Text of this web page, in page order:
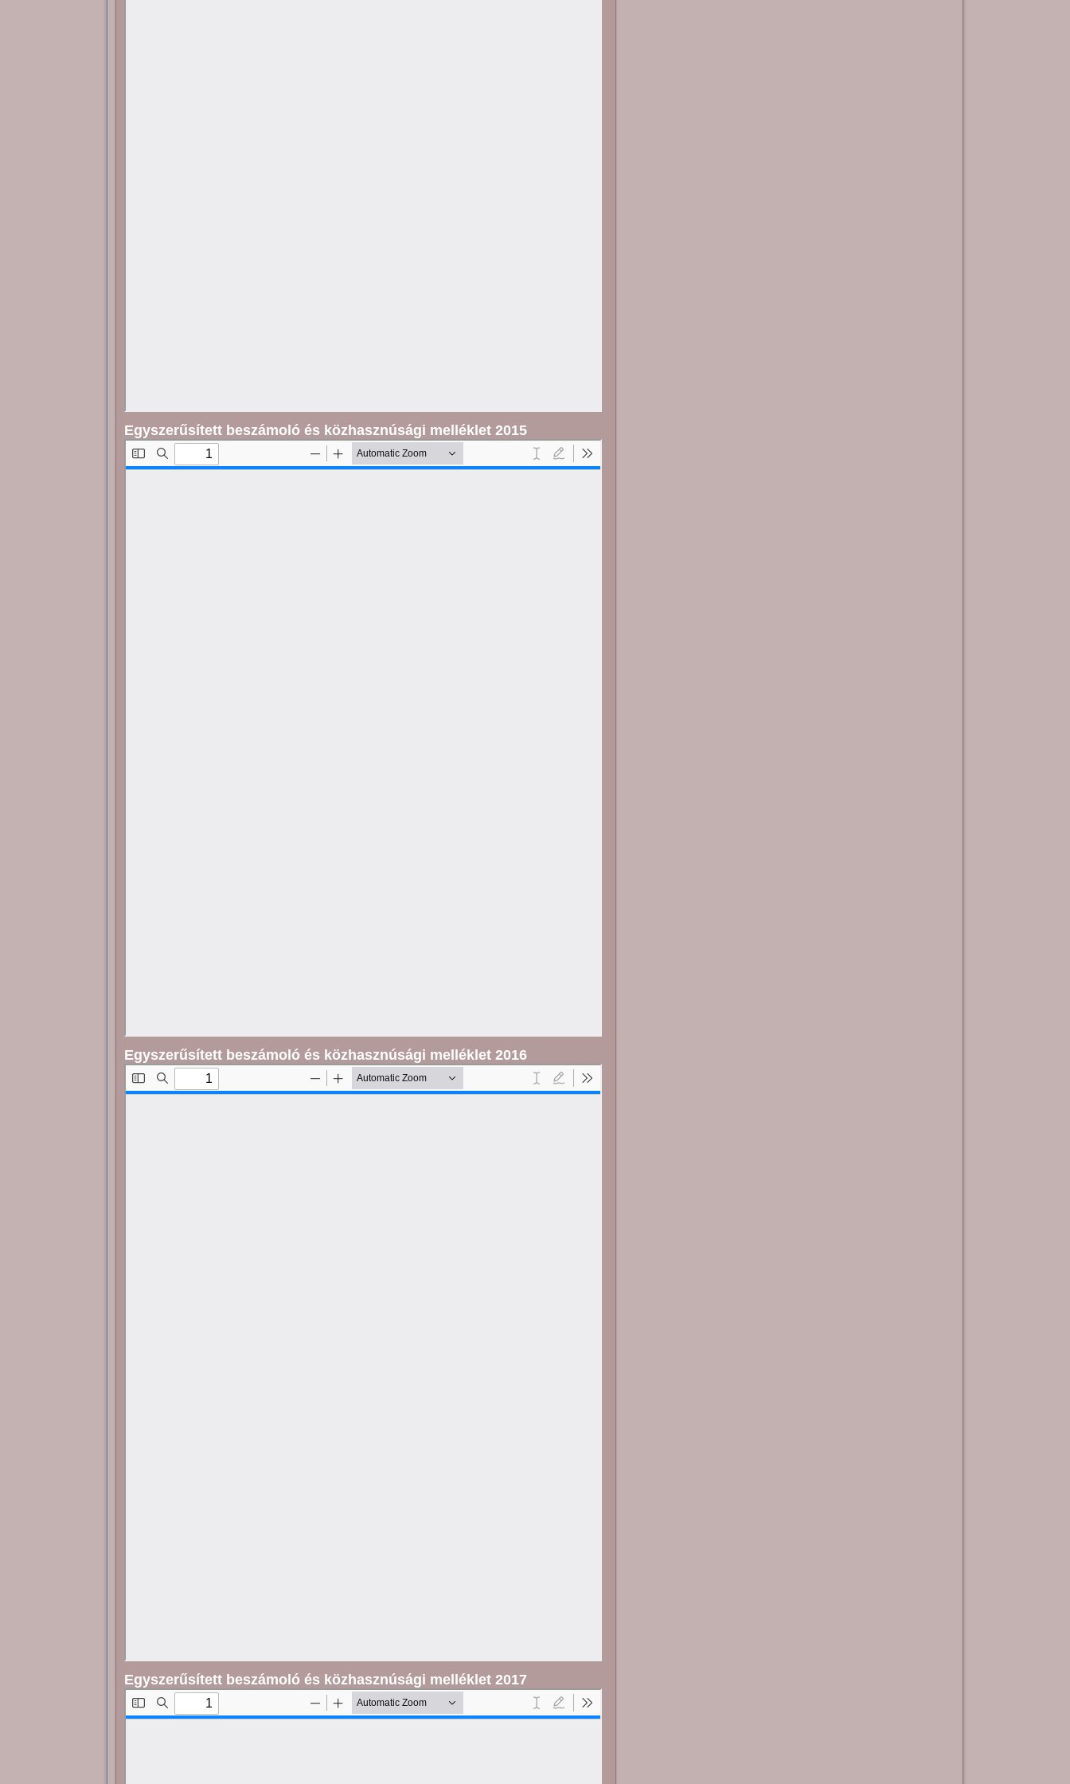
Egyszerűsített beszámoló és közhasznúsági melléklet 2015
Egyszerűsített beszámoló és közhasznúsági melléklet 2016
Egyszerűsített beszámoló és közhasznúsági melléklet 2017